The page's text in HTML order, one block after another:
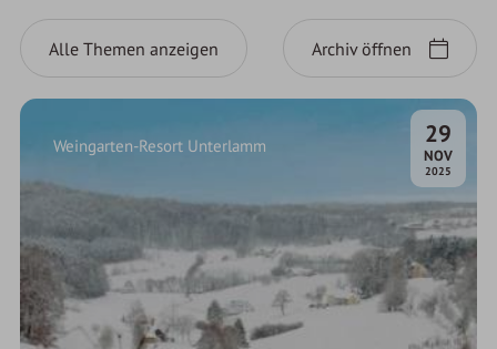
Alle Themen anzeigen Archiv öffnen
29
NOV.
2025
Weingarten-Resort Unterlamm